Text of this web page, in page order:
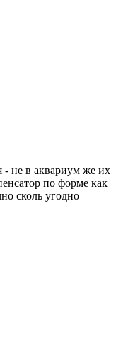
- не в аквариум же их
по форме как
сколь угодно